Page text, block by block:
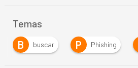
Temas
B
buscar P Phishing